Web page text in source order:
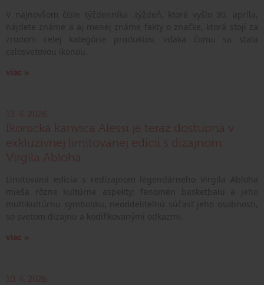
viac »
13. 4. 2026
Ikonická kanvica Alessi je teraz dostupná v
exkluzívnej limitovanej edícii s dizajnom
Virgila Abloha
viac »
10. 4. 2026